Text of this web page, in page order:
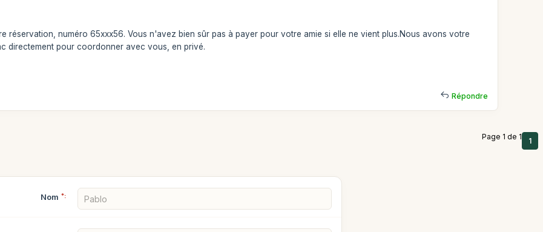
réservation, numéro 65xxx56. Vous n'avez bien sûr pas à payer pour votre amie si elle ne vient plus.Nous avons votre
directement pour coordonner avec vous, en privé.
Répondre
Page 1 de 1 1
Nom *: